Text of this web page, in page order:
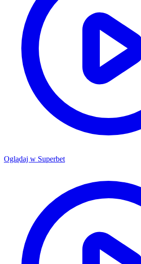
Oglądaj w Superbet